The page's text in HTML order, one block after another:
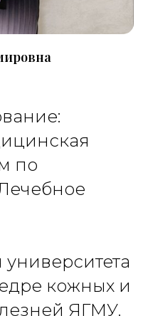
по
кожных и
ЯГМУ.